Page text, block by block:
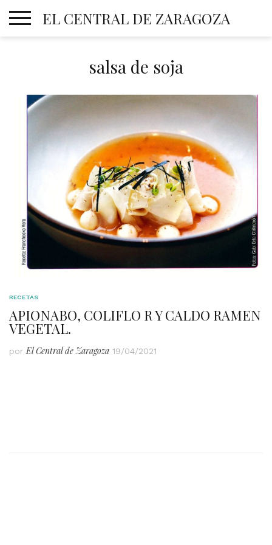
EL CENTRAL DE ZARAGOZA
salsa de soja
RECETAS
APIONABO, COLIFLO R Y CALDO RAMEN
VEGETAL.
por El Central de Zaragoza 19/04/2021